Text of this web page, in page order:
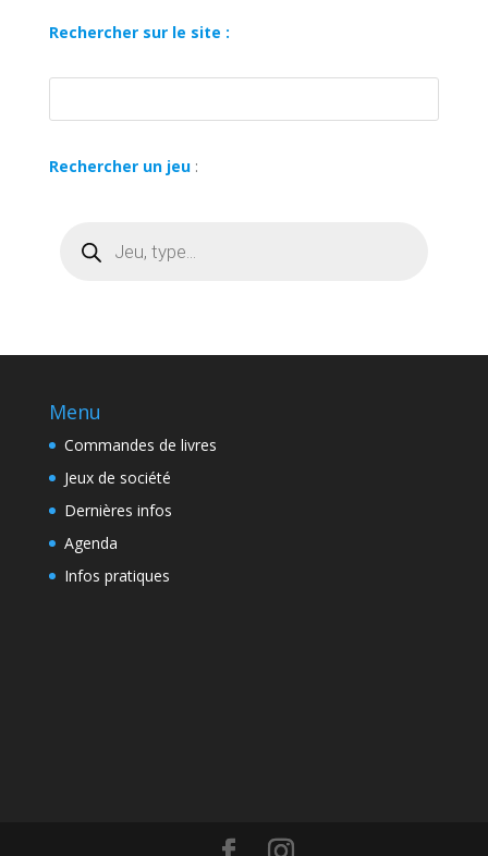
Rechercher sur le site :
Rechercher un jeu:
produits
Menu
Commandes de livres
Jeux de société
Dernières infos
Agenda
Infos pratiques